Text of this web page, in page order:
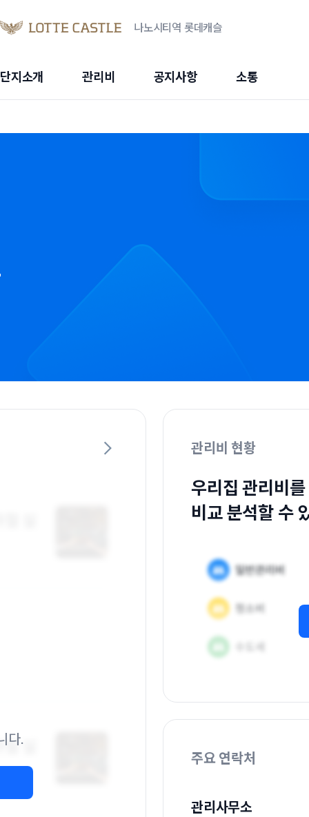
나노시티역 롯데캐슬
단지소개 관리비 공지사항 소통
다.
관리비 현황
우리집 관리비
비교 분석할 수
주요 연락처
관리사무소